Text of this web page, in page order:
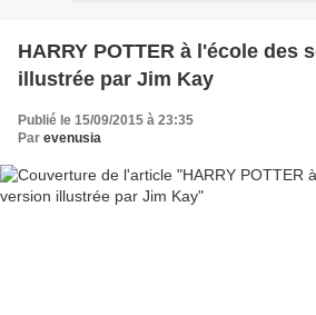
HARRY POTTER à l'école des
illustrée par Jim Kay
Publié le 15/09/2015 à 23:35
Par evenusia